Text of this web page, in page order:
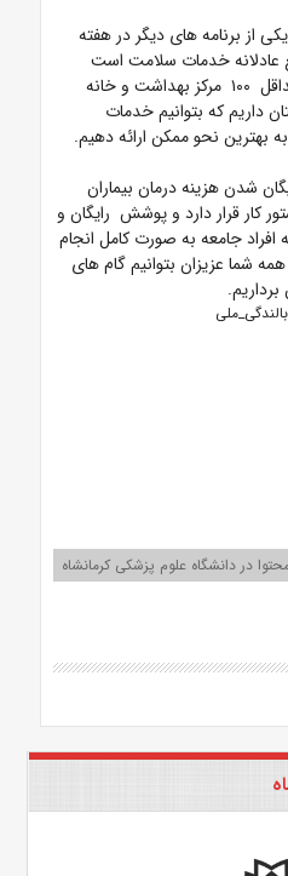
از برنامه های دیگر در هفته
عادلانه خدمات سلامت است
گفت: امسال برنامه ساخت حداقل ۱۰۰ مرکز بهداشت و خانه
داریم که بتوانیم خدمات
بهترین نحو ممکن ارائه دهیم.
شدن هزینه درمان بیماران
کار قرار دارد و پوشش رایگان و
جامعه به صورت کامل انجام
شما عزیزان بتوانیم گام های
در دانشگاه علوم پزشکی کرمانشاه